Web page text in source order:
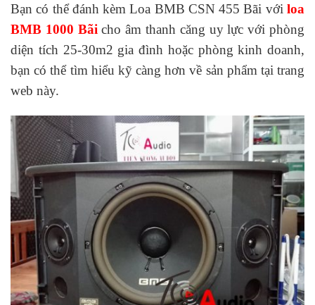
Bạn có thể đánh kèm Loa BMB CSN 455 Bãi với loa
BMB 1000 Bãi cho âm thanh căng uy lực với phòng
diện tích 25-30m2 gia đình hoặc phòng kinh doanh,
bạn có thể tìm hiểu kỹ càng hơn về sản phẩm tại trang
web này.